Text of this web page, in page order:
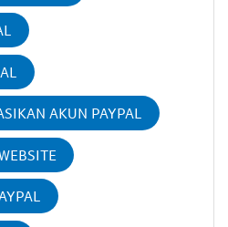
AKUN PAYPAL